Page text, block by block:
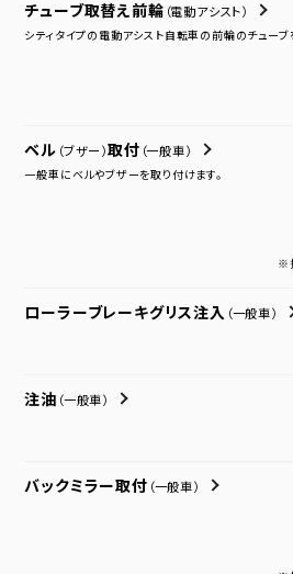
チューブ取替え前輪 （電動アシスト）
シティタイプの電動アシスト自転車の前輪のチュー
ベル （ブザー）取付 （一般車）
一般車にベルやブザーを取り付けます。
※
ローラーブレーキグリス注入 （一般車）
注油 （一般車）
バックミラー取付 （一般車）